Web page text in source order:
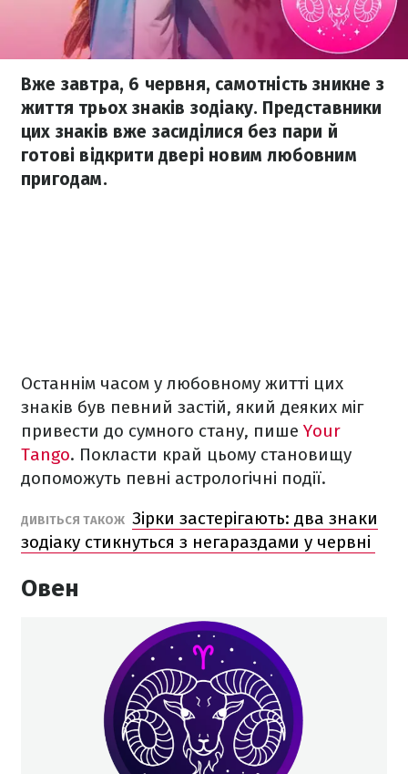
Вже завтра, 6 червня, самотність зникне з
життя трьох знаків зодіаку. Представники
цих знаків вже засиділися без пари й
готові відкрити двері новим любовним
пригодам.
Останнім часом у любовному житті цих
знаків був певний застій, який деяких міг
привести до сумного стану, пише Your
Tango. Покласти край цьому становищу
допоможуть певні астрологічні події.
ДИВІТЬСЯ ТАКОЖ Зірки застерігають: два знаки
зодіаку стикнуться з негараздами у червні
Овен